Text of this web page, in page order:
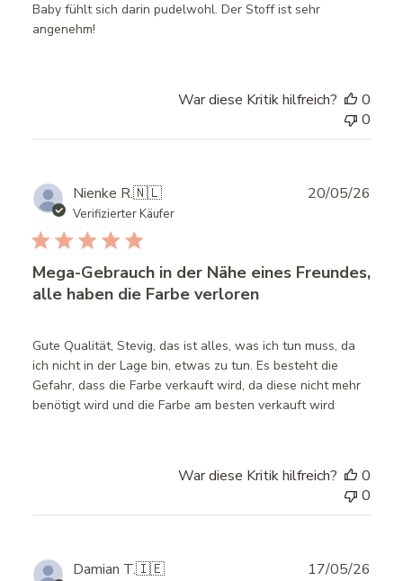
Baby fühlt sich darin pudelwohl. Der Stoff ist sehr
angenehm!
War diese Kritik hilfreich?
0
0
Nienke R.🇳🇱
Verifizierter Käufer
Mega-Gebrauch in der Nähe eines Freundes,
alle haben die Farbe verloren
Gute Qualität, Stevig, das ist alles, was ich tun muss, da
ich nicht in der Lage bin, etwas zu tun. Es besteht die
Gefahr, dass die Farbe verkauft wird, da diese nicht mehr
benötigt wird und die Farbe am besten verkauft wird
20/05/26
War diese Kritik hilfreich?
0
0
Damian T.🇮🇪 17/05/26